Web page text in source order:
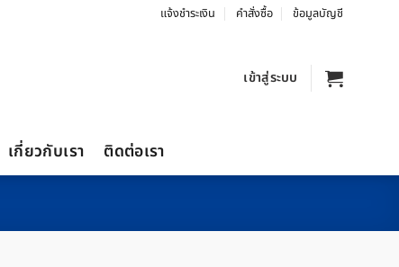
แจ้งชำระเงิน คำสั่งซื้อ ข้อมูลบัญชี
เข้าสู่ระบบ
เกี่ยวกับเรา ติดต่อเรา